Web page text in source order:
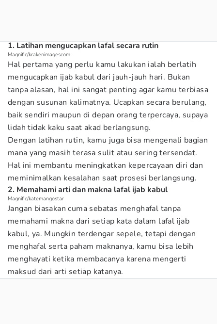
1. Latihan mengucapkan lafal secara rutin
Magnific/krakenimagescom
Hal pertama yang perlu kamu lakukan ialah berlatih
mengucapkan ijab kabul dari jauh-jauh hari. Bukan
tanpa alasan, hal ini sangat penting agar kamu terbiasa
dengan susunan kalimatnya. Ucapkan secara berulang,
baik sendiri maupun di depan orang terpercaya, supaya
lidah tidak kaku saat akad berlangsung.
Dengan latihan rutin, kamu juga bisa mengenali bagian
mana yang masih terasa sulit atau sering tersendat.
Hal ini membantu meningkatkan kepercayaan diri dan
meminimalkan kesalahan saat prosesi berlangsung.
2. Memahami arti dan makna lafal ijab kabul
Magnific/katemangostar
Jangan biasakan cuma sebatas menghafal tanpa
memahami makna dari setiap kata dalam lafal ijab
kabul, ya. Mungkin terdengar sepele, tetapi dengan
menghafal serta paham maknanya, kamu bisa lebih
menghayati ketika membacanya karena mengerti
maksud dari arti setiap katanya.